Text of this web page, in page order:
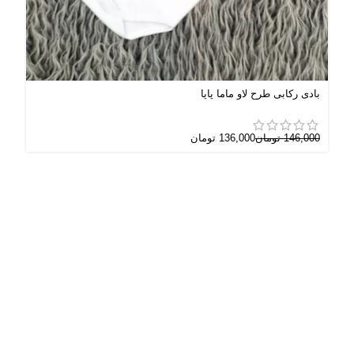
بادی رکابی طرح لاو ماما پاپا
146,000 تومان136,000 تومان